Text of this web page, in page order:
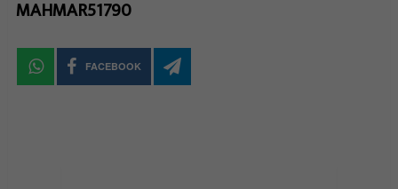
MAHMAR51790
FACEBOOK